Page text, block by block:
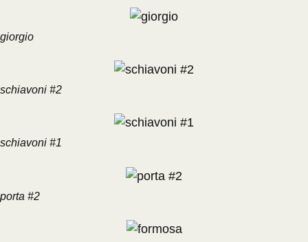
giorgio
schiavoni #2
schiavoni #1
porta #2